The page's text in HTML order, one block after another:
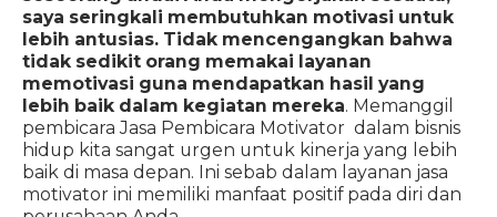
saya seringkali membutuhkan motivasi untuk
lebih antusias. Tidak mencengangkan bahwa
tidak sedikit orang memakai layanan
memotivasi guna mendapatkan hasil yang
lebih baik dalam kegiatan mereka. Memanggil
pembicara Jasa Pembicara Motivator dalam bisnis
hidup kita sangat urgen untuk kinerja yang lebih
baik di masa depan. Ini sebab dalam layanan jasa
motivator ini memiliki manfaat positif pada diri dan